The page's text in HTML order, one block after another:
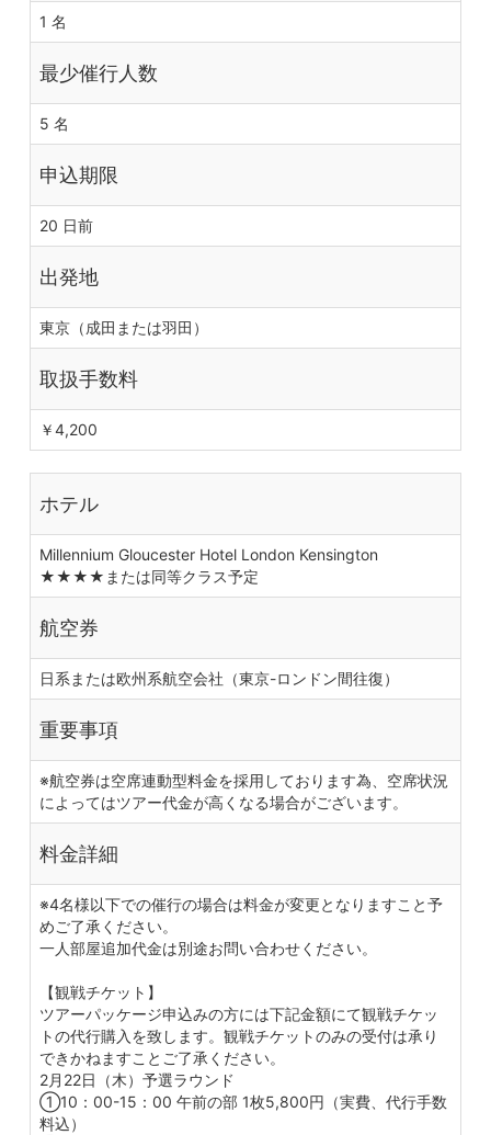
1 名
最少催行人数
5 名
申込期限
20 日前
出発地
東京（成田または羽田）
取扱手数料
￥4,200
ホテル
Millennium Gloucester Hotel London Kensington
★★★★または同等クラス予定
航空券
日系または欧州系航空会社（東京-ロンドン間往復）
重要事項
※航空券は空席連動型料金を採用しております為、空席状況
によってはツアー代金が高くなる場合がございます。
料金詳細
※4名様以下での催行の場合は料金が変更となりますこと予
めご了承ください。
一人部屋追加代金は別途お問い合わせください。
【観戦チケット】
ツアーパッケージ申込みの方には下記金額にて観戦チケッ
トの代行購入を致します。観戦チケットのみの受付は承り
できかねますことご了承ください。
2月22日（木）予選ラウンド
①10：00-15：00 午前の部 1枚5,800円（実費、代行手数
料込）